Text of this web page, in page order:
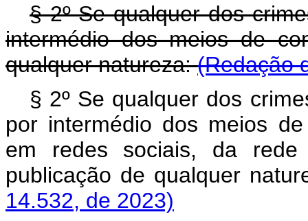
§ 2º Se qualquer dos
intermédio dos meios de
qualquer natureza:(Redação
§ 2º Se qualquer dos
por intermédio dos meios
em redes sociais, da
publicação de qualquer
14.532, de 2023)